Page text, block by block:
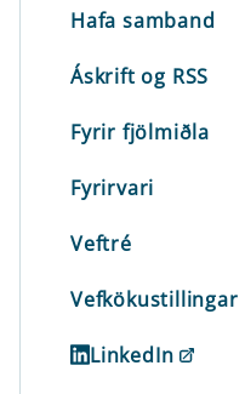
Hafa samband
Áskrift og RSS
Fyrir fjölmiðla
Fyrirvari
Veftré
Vefkökustillingar
LinkedIn